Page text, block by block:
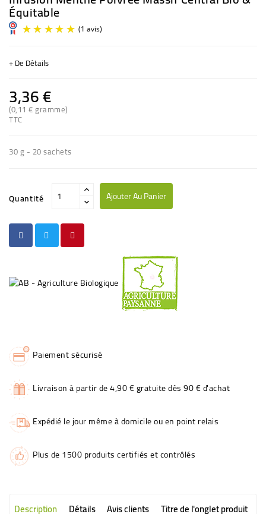
Équitable
+ De Détails
3,36 €
(0,11 € gramme)
TTC
30 g - 20 sachets
Quantité Ajouter Au Panier
Paiement sécurisé
Livraison à partir de 4,90 € gratuite dès 90 € d'achat
Expédié le jour même à domicile ou en point relais
Plus de 1500 produits certifiés et contrôlés
Description Détails Avis clients Titre de l'onglet produit